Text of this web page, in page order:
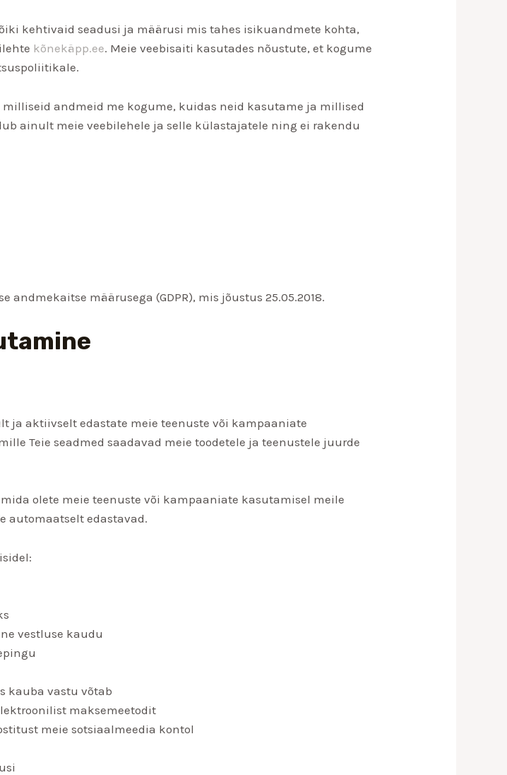
kehtivaid seadusi ja määrusi mis tahes isikuandmete kohta,
kõnekäpp.ee. Meie veebisaiti kasutades nõustute, et kogume
andmeid me kogume, kuidas neid kasutame ja millised
ainult meie veebilehele ja selle külastajatele ning ei rakendu
määrusega (GDPR), mis jõustus 25.05.2018.
ja aktiivselt edastate meie teenuste või kampaaniate
Teie seadmed saadavad meie toodetele ja teenustele juurde
olete meie teenuste või kampaaniate kasutamisel meile
automaatselt edastavad.
vestluse kaudu
kauba vastu võtab
maksemeetodit
meie sotsiaalmeedia kontol